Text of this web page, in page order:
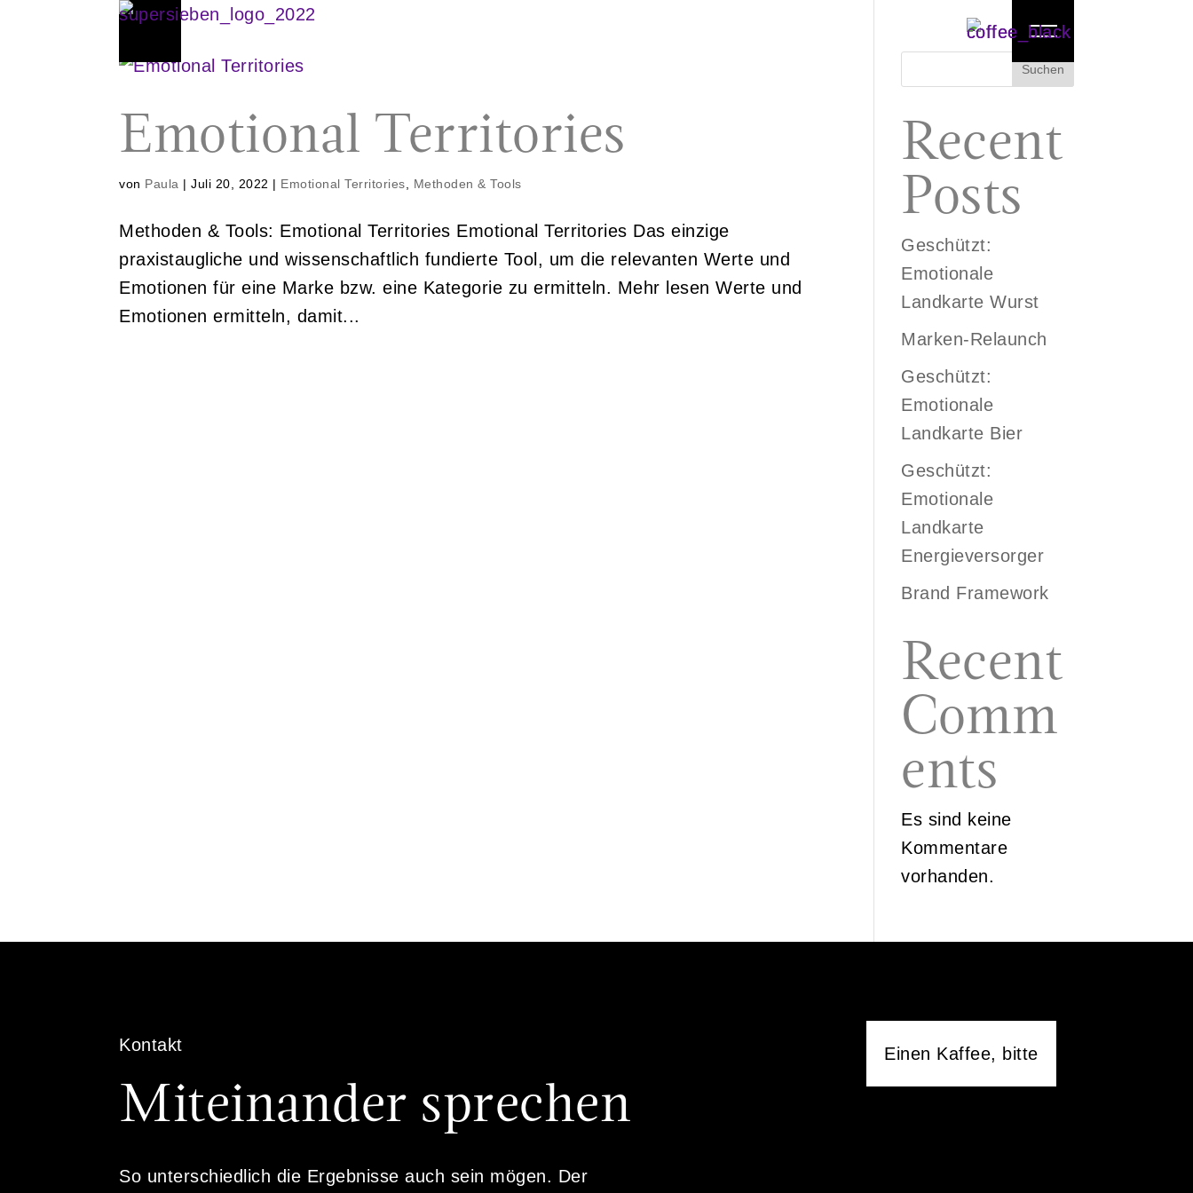
Emotional Territories
von Paula |Juli 20, 2022 | Emotional Territories Methoden & Tools
Methoden & Tools: Emotional Territories Emotional Territories Das einzige
praxistaugliche und wissenschaftlich fundierte Tool, um die relevanten Werte und
Emotionen für eine Marke bzw. eine Kategorie zu ermitteln. Mehr lesen Werte und
Emotionen ermitteln, damit...
Suchen
Recent
Posts
Geschützt:
Emotionale
Landkarte Wurst
Marken-Relaunch
Geschützt:
Emotionale
Landkarte Bier
Geschützt:
Emotionale
Landkarte
Energieversorger
Brand Framework
Recent
Comm
ents
Es sind keine
Kommentare
vorhanden.
Kontakt
Miteinander sprechen
Einen Kaffee, bitte
So unterschiedlich die Ergebnisse auch sein mögen. Der